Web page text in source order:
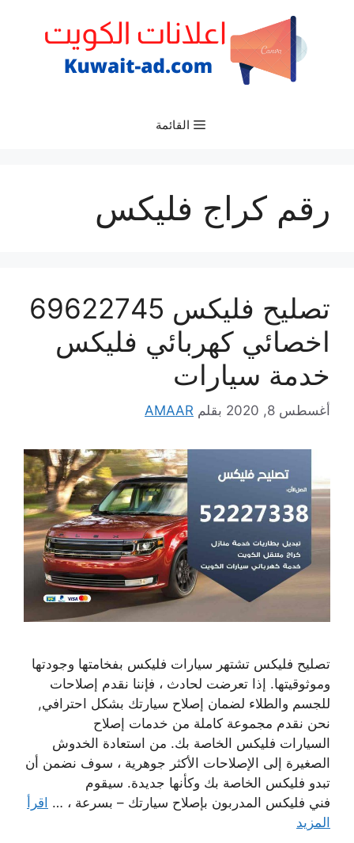
القائمة
رقم كراج فليكس
تصليح فليكس 69622745
اخصائي كهربائي فليكس
خدمة سيارات
أغسطس 8, 2020 بقلم AMAAR
تصليح فليكس تشتهر سيارات فليكس بفخامتها وجودتها
وموثوقيتها. إذا تعرضت لحادث ، فإننا نقدم إصلاحات
للجسم والطلاء لضمان إصلاح سيارتك بشكل احترافي,
نحن نقدم مجموعة كاملة من خدمات إصلاح
السيارات فليكس الخاصة بك. من استعادة الخدوش
الصغيرة إلى الإصلاحات الأكثر جوهرية ، سوف نضمن أن
تبدو فليكس الخاصة بك وكأنها جديدة. سيقوم
فني فليكس المدربون بإصلاح سيارتك – بسرعة ، … اقرأ
المزيد